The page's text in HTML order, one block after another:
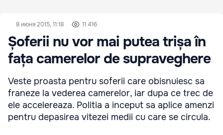
8 июня 2015, 11:18 11 416
Șoferii nu vor mai putea trișa în
fața camerelor de supraveghere
Veste proasta pentru soferii care obisnuiesc sa
franeze la vederea camerelor, iar dupa ce trec de
ele accelereaza. Politia a inceput sa aplice amenzi
pentru depasirea vitezei medii cu care se circula.